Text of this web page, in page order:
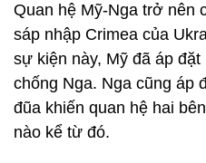
Quan hệ Mỹ-Nga trở nên
sáp nhập Crimea của
sự kiện này, Mỹ đã áp
chống Nga. Nga cũng áp
đũa khiến quan hệ hai
nào kể từ đó.